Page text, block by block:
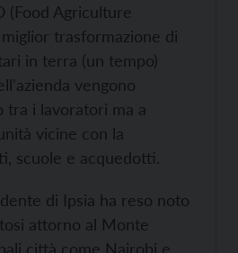
(Food Agriculture
trasformazione di
in terra (un tempo)
vengono
tra i lavoratori ma a
vicine con la
scuole e acquedotti.
di Ipsia ha reso noto
attorno al Monte
città come Nairobi e